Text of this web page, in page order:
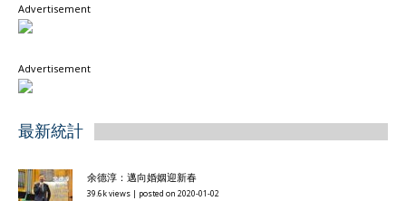
Advertisement
Advertisement
最新統計
余德淳：邁向婚姻迎新春
39.6k views | posted on 2020-01-02